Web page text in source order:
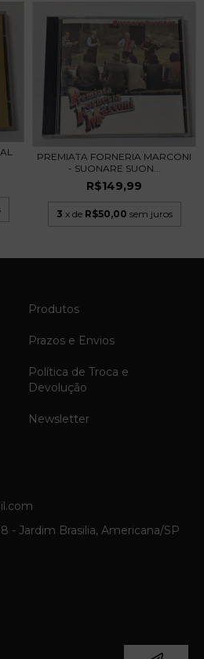
PREMIATA FORNERIA MARCONI
- SUONARE SUON...
R$149,99
3 x de R$50,00 sem juros
Produtos
Prazos e Envios
Política de Troca e
Devolução
Newsletter
- Jardim Brasilia, Americana/SP